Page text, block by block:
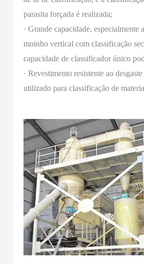
parasita forçada é realizada;
· Grande capacidade, especialmente
moinho vertical com classificação
capacidade de classificador único
· Revestimento resistente ao
utilizado para classificação de